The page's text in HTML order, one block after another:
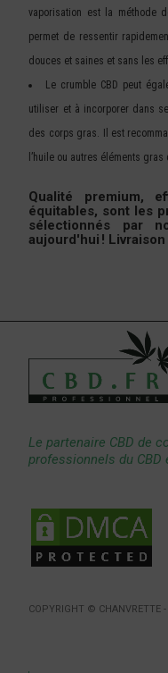
vaporisation est la méthode
permet de ressentir
douces et saines et sans les
Le crumble CBD peut
utiliser et à incorporer dans
des corps gras. Il est
l’huile ou autres éléments gras
Qualité premium,
équitables, sont les
sélectionnés par
aujourd'hui !
Le partenaire CBD de
professionnels du CBD
COPYRIGHT ©